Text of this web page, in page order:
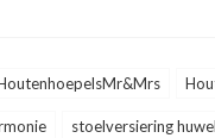
stoelversiering